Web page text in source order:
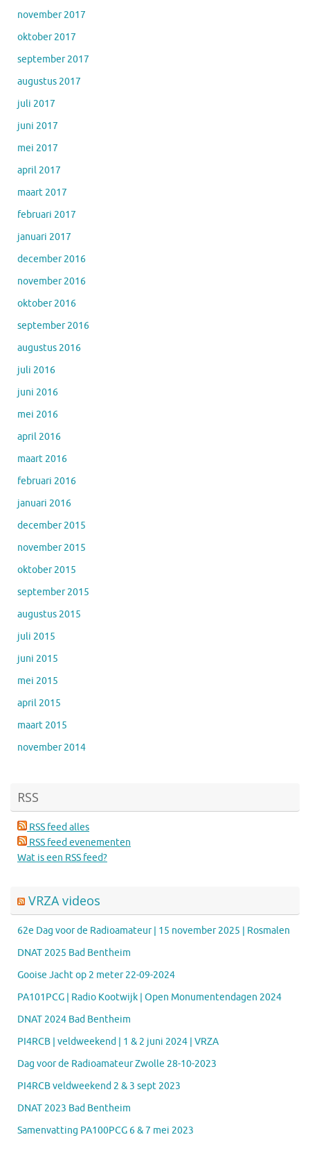
november 2017
oktober 2017
september 2017
augustus 2017
juli 2017
juni 2017
mei 2017
april 2017
maart 2017
februari 2017
januari 2017
december 2016
november 2016
oktober 2016
september 2016
augustus 2016
juli 2016
juni 2016
mei 2016
april 2016
maart 2016
februari 2016
januari 2016
december 2015
november 2015
oktober 2015
september 2015
augustus 2015
juli 2015
juni 2015
mei 2015
april 2015
maart 2015
november 2014
RSS
RSS feed alles
RSS feed evenementen
Wat is een RSS feed?
VRZA videos
62e Dag voor de Radioamateur | 15 november 2025 | Rosmalen
DNAT 2025 Bad Bentheim
Gooise Jacht op 2 meter 22-09-2024
PA101PCG | Radio Kootwijk | Open Monumentendagen 2024
DNAT 2024 Bad Bentheim
PI4RCB | veldweekend | 1 & 2 juni 2024 | VRZA
Dag voor de Radioamateur Zwolle 28-10-2023
PI4RCB veldweekend 2 & 3 sept 2023
DNAT 2023 Bad Bentheim
Samenvatting PA100PCG 6 & 7 mei 2023